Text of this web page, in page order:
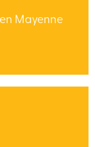
Mayenne